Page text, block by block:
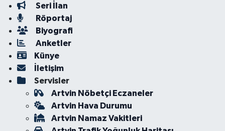
Seri İlan
Röportaj
Biyografi
Anketler
Künye
İletişim
Servisler
Artvin Nöbetçi Eczaneler
Artvin Hava Durumu
Artvin Namaz Vakitleri